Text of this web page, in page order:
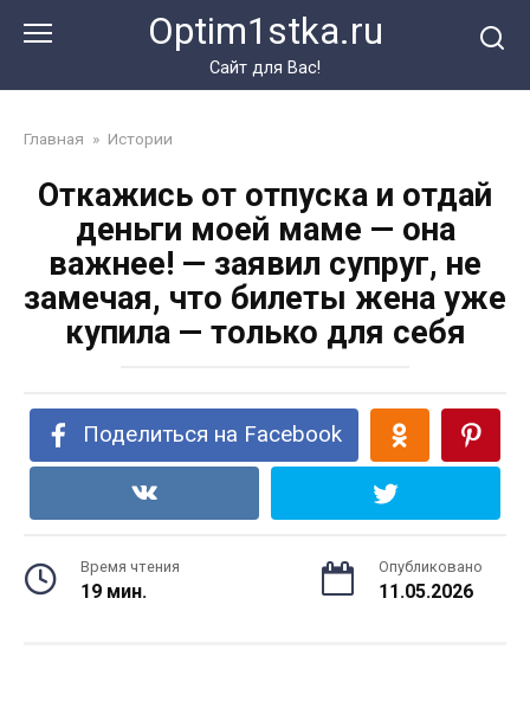
Optim1stka.ru
Сайт для Вас!
Главная » Истории
Откажись от отпуска и отдай
деньги моей маме — она
важнее! — заявил супруг, не
замечая, что билеты жена уже
купила — только для себя
Поделиться на Facebook
Время чтения
19 мин.
Опубликовано
11.05.2026